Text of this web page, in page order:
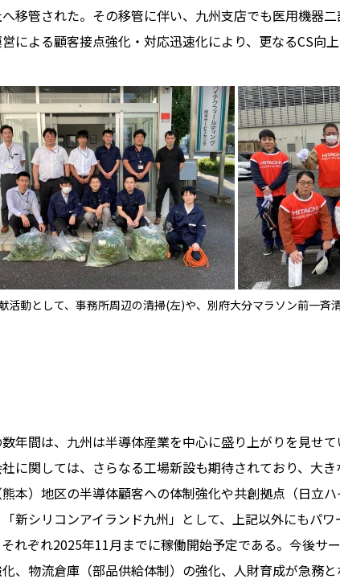
移管された。その移管に伴い、九州支店でも医用機器
による顧客接点強化・対応迅速化により、更なるCS向上
活動として、事務所周辺の清掃(左)や、別府大分マラソン前一斉
年間は、九州は半導体産業を中心に盛り上がりを見せ
に関しては、さらなる工場新設も期待されており、大
本）地区の半導体顧客への体制強化や共創拠点（日立
「新シリコンアイランド九州」として、上記以外にもパ
れぞれ2025年11月までに稼働開始予定である。今後サ
、物流倉庫（部品供給体制）の強化、人財育成が急務と